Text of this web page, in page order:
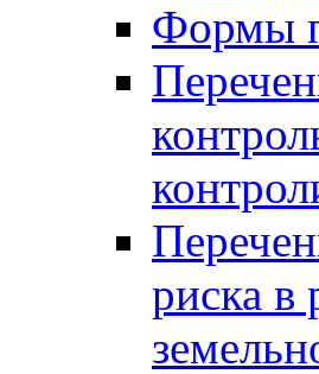
Формы
риска в